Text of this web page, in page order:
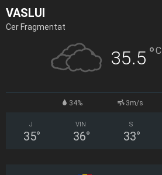
VASLUI
Cer Fragmentat
35.5 °C
34% 3m/s
J
35°
VIN
36°
S
33°